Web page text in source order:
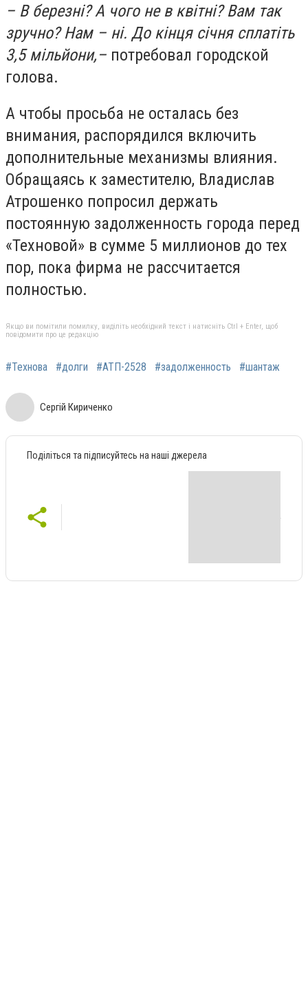
– В березні? А чого не в квітні? Вам так
зручно? Нам – ні. До кінця січня сплатіть
3,5 мільйони,– потребовал городской
голова.
А чтобы просьба не осталась без
внимания, распорядился включить
дополнительные механизмы влияния.
Обращаясь к заместителю, Владислав
Атрошенко попросил держать
постоянную задолженность города перед
«Техновой» в сумме 5 миллионов до тех
пор, пока фирма не рассчитается
полностью.
Якщо ви помітили помилку, виділіть необхідний текст і натисніть Ctrl + Enter, щоб
повідомити про це редакцію
#Технова #долги #АТП-2528 #задолженность #шантаж
Сергій Кириченко
Поділіться та підписуйтесь на наші джерела